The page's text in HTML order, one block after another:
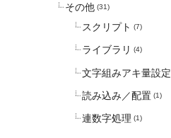
その他 (31)
スクリプト (7)
ライブラリ (4)
文字組みアキ量設定
読み込み／配置 (1)
連数字処理 (1)